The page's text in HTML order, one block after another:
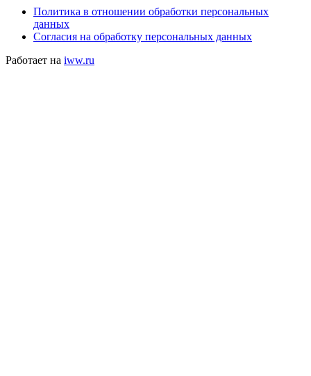
Политика в отношении обработки персональных
данных
Согласия на обработку персональных данных
Работает на iww.ru